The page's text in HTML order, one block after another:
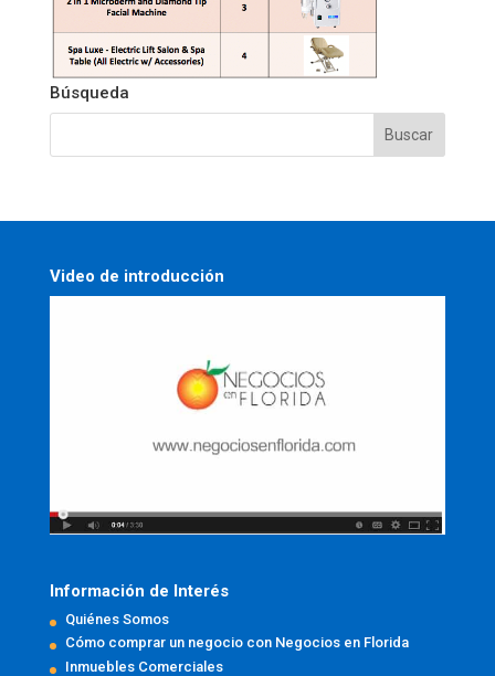
Búsqueda
Video de introducción
Información de Interés
Quiénes Somos
Cómo comprar un negocio con Negocios en Florida
Inmuebles Comerciales